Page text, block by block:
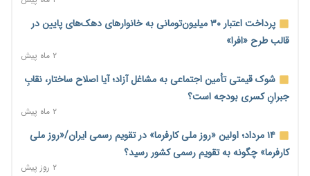
محدودیت تازه برای شبکه بانکی؛ افزایش سپرده قانونی با هدف
کنترل تورم
ترمز تولید خودرو کشیده شد؛ افت ۲۵ درصدی تیراژ ایران‌خودرو،
سایپا و پارس‌خودرو
۲ روز پیش
نماینده مجلس: توسعه مرزهای زمینی به راهبرد تأمین کالاهای
پرداخت اعتبار ۳۰ میلیون‌تومانی به خانوارهای دهک‌های پایین در
قالب طرح «افرا»
۲ ماه پیش
شوک قیمتی تأمین اجتماعی به مشاغل آزاد؛ آیا اصلاح ساختار، نقابِ
جبرانِ کسری بودجه است؟
۲ ماه پیش
۱۴ مرداد؛ اولین «روز ملی کارفرما» در تقویم رسمی ایران/«روز ملی
کارفرما» چگونه به تقویم رسمی کشور رسید؟
۲ روز پیش